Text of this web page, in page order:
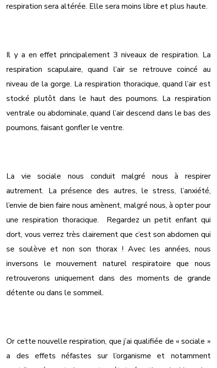
respiration sera altérée. Elle sera moins libre et plus haute.
Il y a en effet principalement 3 niveaux de respiration. La
respiration scapulaire, quand l’air se retrouve coincé au
niveau de la gorge. La respiration thoracique, quand l’air est
stocké plutôt dans le haut des poumons. La respiration
ventrale ou abdominale, quand l’air descend dans le bas des
poumons, faisant gonfler le ventre.
La vie sociale nous conduit malgré nous à respirer
autrement. La présence des autres, le stress, l’anxiété,
l’envie de bien faire nous amènent, malgré nous, à opter pour
une respiration thoracique. Regardez un petit enfant qui
dort, vous verrez très clairement que c’est son abdomen qui
se soulève et non son thorax ! Avec les années, nous
inversons le mouvement naturel respiratoire que nous
retrouverons uniquement dans des moments de grande
détente ou dans le sommeil.
Or cette nouvelle respiration, que j’ai qualifiée de « sociale »
a des effets néfastes sur l’organisme et notamment